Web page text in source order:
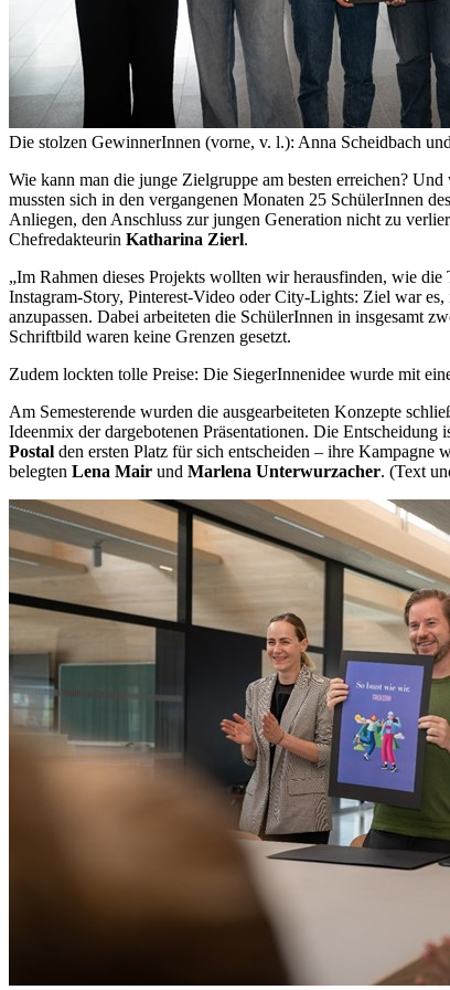
Die stolzen GewinnerInnen (vorne, v. l.): Anna Scheidbach
Wie kann man die junge Zielgruppe am besten erreichen?
mussten sich in den vergangenen Monaten 25 SchülerInnen
Anliegen, den Anschluss zur jungen Generation nicht zu
Chefredakteurin Katharina Zierl.
„Im Rahmen dieses Projekts wollten wir herausfinden, wie
Instagram-Story, Pinterest-Video oder City-Lights: Ziel war
anzupassen. Dabei arbeiteten die SchülerInnen in insgesamt
Schriftbild waren keine Grenzen gesetzt.
Zudem lockten tolle Preise: Die SiegerInnenidee wurde mit
Am Semesterende wurden die ausgearbeiteten Konzepte
Ideenmix der dargebotenen Präsentationen. Die
Postal den ersten Platz für sich entscheiden – ihre
belegten Lena Mair und Marlena Unterwurzacher. (Text